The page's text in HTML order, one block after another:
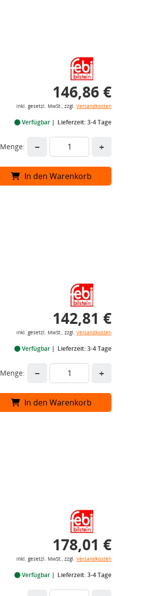
146,86 €
inkl. gesetzl. MwSt., zzgl. Versandkosten
Verfügbar Lieferzeit: 3-4 Tage
Menge: − +
In den Warenkorb
142,81 €
inkl. gesetzl. MwSt., zzgl. Versandkosten
Verfügbar Lieferzeit: 3-4 Tage
Menge: − +
In den Warenkorb
178,01 €
inkl. gesetzl. MwSt., zzgl. Versandkosten
Verfügbar Lieferzeit: 3-4 Tage